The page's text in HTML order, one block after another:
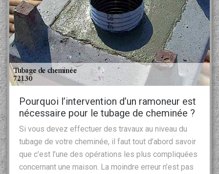
Pourquoi l’intervention d’un ramoneur est
nécessaire pour le tubage de cheminée ?
Si vous devez effectuer des travaux au niveau du
tubage de votre cheminée, il faut tout d’abord savoir
que c’est l’une des opérations les plus compliquées
concernant une maison. La moindre erreur n’est pas